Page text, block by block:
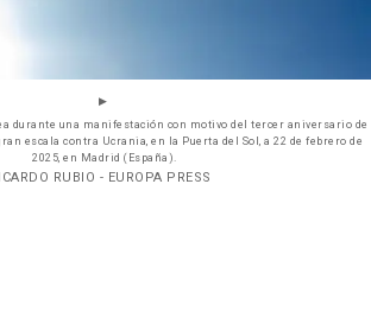
durante una manifestación con motivo del tercer aniversario de
escala contra Ucrania, en la Puerta del Sol, a 22 de febrero de
2025, en Madrid (España).
RUBIO - EUROPA PRESS